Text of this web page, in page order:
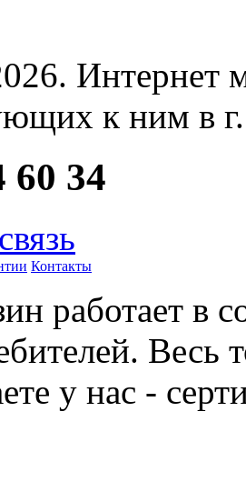
Интернет
к ним в
60 34
Контакты
работает в
Весь
у нас -